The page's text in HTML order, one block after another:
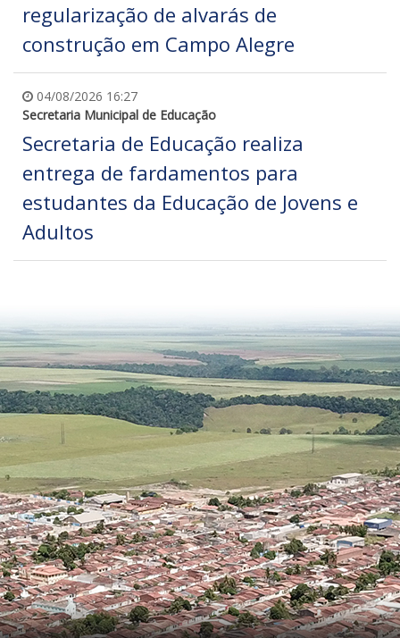
regularização de alvarás de
construção em Campo Alegre
04/08/2026 16:27
Secretaria Municipal de Educação
Secretaria de Educação realiza
entrega de fardamentos para
estudantes da Educação de Jovens e
Adultos